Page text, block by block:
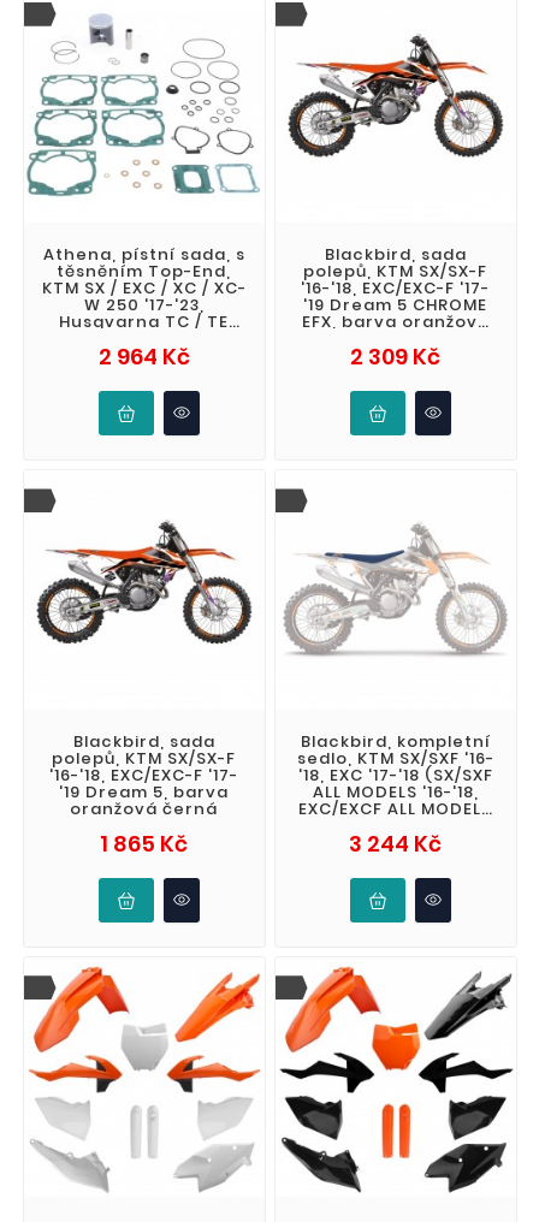
Athena, pístní sada, s
těsněním Top-End,
KTM SX / EXC / XC / XC-
W 250 '17-'23,
Husqvarna TC / TE
EC / EX /
2 964 KčCena
Blackbird, sada
polepů, KTM SX/SX-F
'16-'18, EXC/EXC-F '17-
'19 Dream 5 CHROME
EFX, barva oranžová
2 309 KčCena
Blackbird, sada
polepů, KTM SX/SX-F
'16-'18, EXC/EXC-F '17-
'19 Dream 5, barva
oranžová černá
1 865 KčCena
Blackbird, kompletní
sedlo, KTM SX/SXF '16-
'18, EXC '17-'18 (SX/SXF
ALL MODELS '16-'18,
EXC/EXCF ALL MODELS
3 244 KčCena